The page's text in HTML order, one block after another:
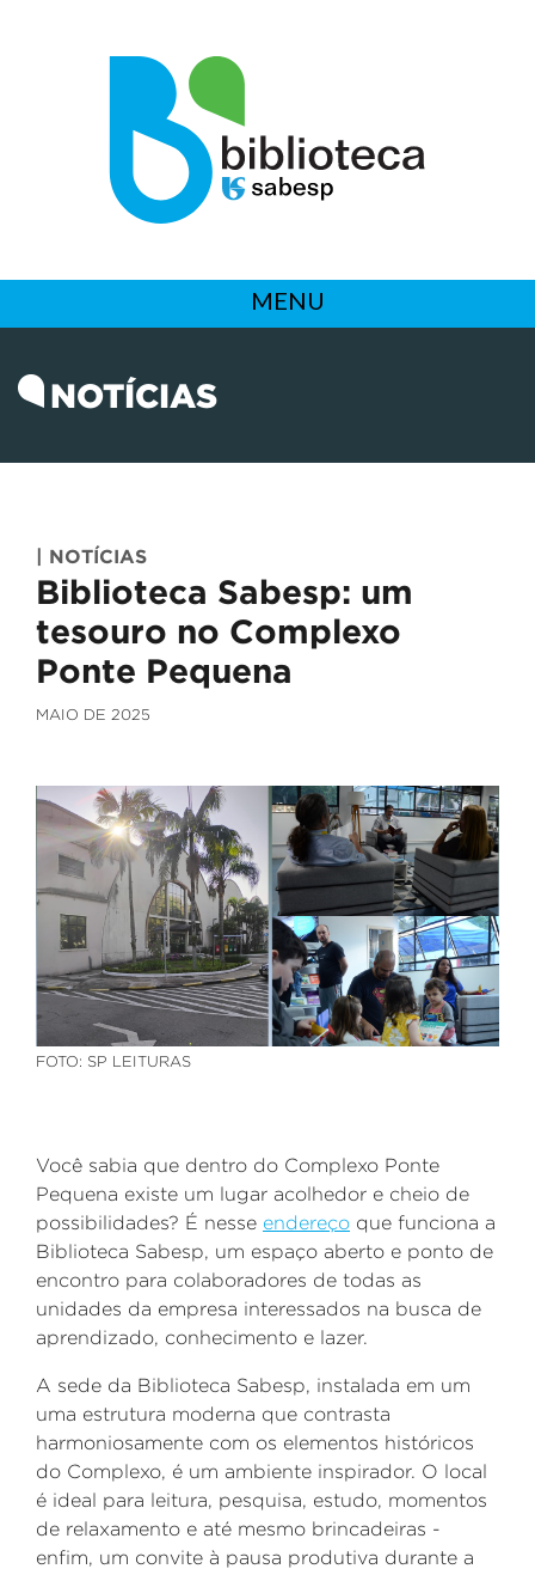
MENU
NOTÍCIAS
| NOTÍCIAS
Biblioteca Sabesp: um
tesouro no Complexo
Ponte Pequena
MAIO DE 2025
FOTO: SP LEITURAS
Você sabia que dentro do Complexo Ponte
Pequena existe um lugar acolhedor e cheio de
possibilidades? É nesse endereço que funciona a
Biblioteca Sabesp, um espaço aberto e ponto de
encontro para colaboradores de todas as
unidades da empresa interessados na busca de
aprendizado, conhecimento e lazer.
A sede da Biblioteca Sabesp, instalada em um
uma estrutura moderna que contrasta
harmoniosamente com os elementos históricos
do Complexo, é um ambiente inspirador. O local
é ideal para leitura, pesquisa, estudo, momentos
de relaxamento e até mesmo brincadeiras -
enfim, um convite à pausa produtiva durante a